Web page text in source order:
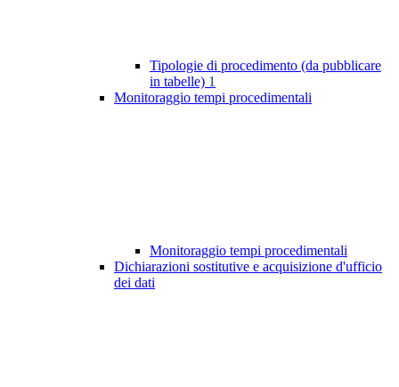
Tipologie di procedimento (da pubblicare
in tabelle) 1
Monitoraggio tempi procedimentali
Monitoraggio tempi procedimentali
Dichiarazioni sostitutive e acquisizione d'ufficio
dei dati